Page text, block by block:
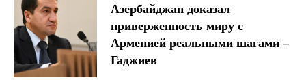
Азербайджан доказал
приверженность миру с
Арменией реальными шагами –
Гаджиев